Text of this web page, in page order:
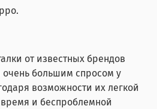
от известных брендов
очень большим спросом у
возможности их легкой
и беспроблемной